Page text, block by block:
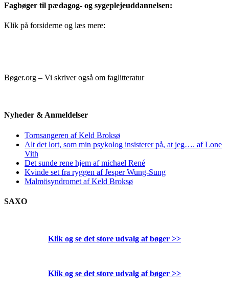
Fagbøger til pædagog- og sygeplejeuddannelsen:
Klik på forsiderne og læs mere:
Bøger.org – Vi skriver også om faglitteratur
Nyheder & Anmeldelser
Tornsangeren af Keld Broksø
Alt det lort, som min psykolog insisterer på, at jeg…. af Lone
Vith
Det sunde rene hjem af michael René
Kvinde set fra ryggen af Jesper Wung-Sung
Malmösyndromet af Keld Broksø
SAXO
Klik og se det store udvalg af bøger >>
Klik og se det store udvalg af bøger >>